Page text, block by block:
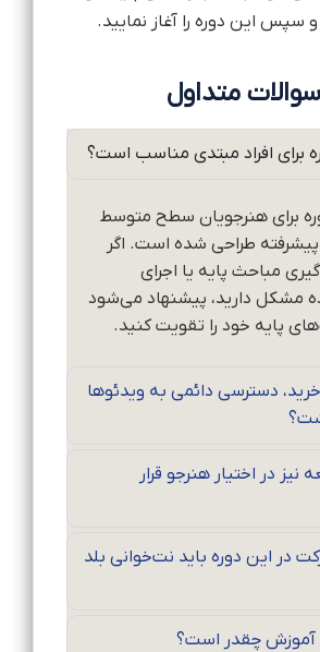
سپس این دوره را آغاز نمایید.
سوالات متداول
برای افراد مبتدی مناسب است؟
برای هنرجویان سطح متوسط
پیشرفته طراحی شده است. اگر
مباحث پایه یا اجرای
مشکل دارید، پیشنهاد می‌شود
پایه خود را تقویت کنید.
دسترسی دائمی به ویدئوها
نیز در اختیار هنرجو قرار
در این دوره باید نت‌خوانی بلد
آموزش چقدر است؟